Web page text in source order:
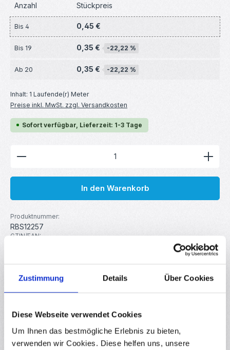
Zustimmung Details Über Cookies
Diese Webseite verwendet Cookies
Um Ihnen das bestmögliche Erlebnis zu bieten,
verwenden wir Cookies. Diese helfen uns, unsere
Anzahl Stückpreis
Bis 4 0,45 €
Bis 19 0,35 € -22,22 %
Ab 20 0,35 € -22,22 %
Inhalt: 1 Laufende(r) Meter
Preise inkl. MwSt. zzgl. Versandkosten
Sofort verfügbar, Lieferzeit: 1-3 Tage
Produkt Anzahl: Gib den gewünschten Wert ein
In den Warenkorb
Produktnummer:
RBS12257
GTIN/EAN:
your droid
Geflechtschlauch für sauberes Kabelmanagement. Ideal um
das Abknicken oder Abscheuern von Kabeln zu verhindern.
Anwendun…
Mehr